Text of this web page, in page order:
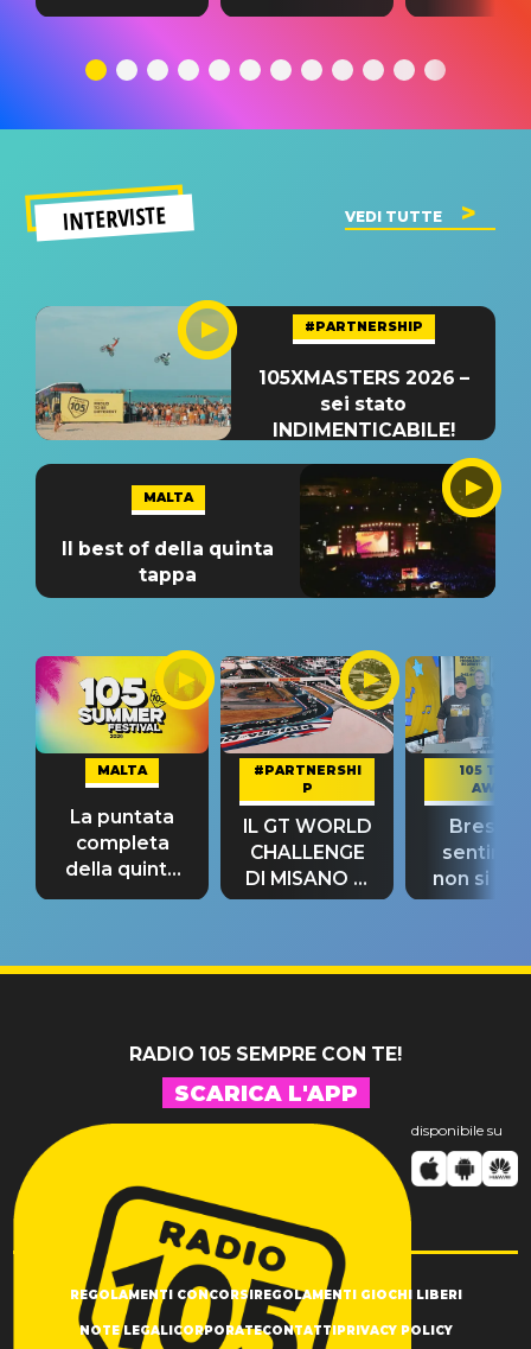
testo,
significato
traduzione e
del singolo
testo,
INTERVISTE VEDI TUTTE
#PARTNERSHIP
105XMASTERS 2026 –
sei stato
INDIMENTICABILE!
MALTA
Il best of della quinta
tappa
MALTA
La puntata
completa
della quinta
tappa
#PARTNERSHI
P
IL GT WORLD
CHALLENGE
DI MISANO si
riconferma
105 TAKE
AWAY
Bresh:
non si
fino alla
RADIO 105 SEMPRE CON TE!
SCARICA L'APP
disponibile su
REGOLAMENTI CONCORSI REGOLAMENTI GIOCHI LIBERI
NOTE LEGALI CORPORATECONTATTI PRIVACY POLICY